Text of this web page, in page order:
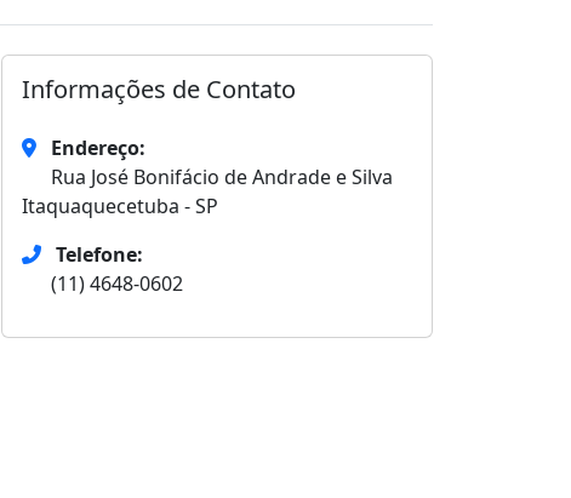
Informações de Contato
Endereço:
Rua José Bonifácio de Andrade e Silva
Itaquaquecetuba - SP
Telefone:
(11) 4648-0602